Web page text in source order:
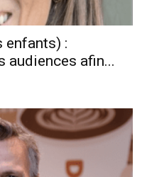
enfants) :
audiences afin...